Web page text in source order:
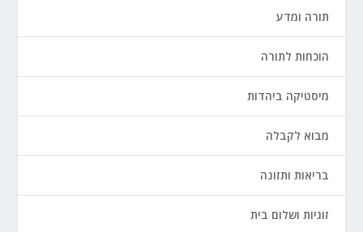
תורה ומדע
הוכחות לתורה
מיסטיקה ביהדות
מבוא לקבלה
בריאות ותזונה
זוגיות ושלום בית